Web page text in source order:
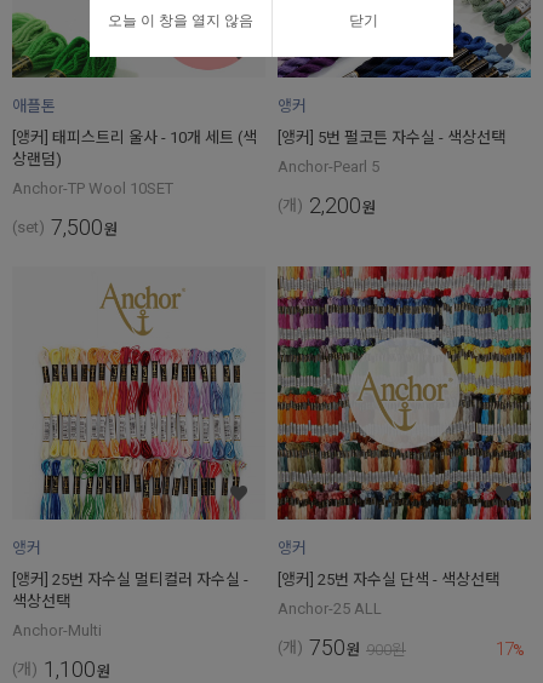
애플톤
[앵커] 태피스트리 울사 - 10개 세트 (색
상랜덤)
Anchor-TP Wool 10SET
(set) 7,500원
앵커
[앵커] 5번 펄코튼 자수실 - 색상선택
Anchor-Pearl 5
(개) 2,200원
앵커
[앵커] 25번 자수실 멀티컬러 자수실 -
색상선택
Anchor-Multi
(개) 1,100원
앵커
[앵커] 25번 자수실 단색 - 색상선택
Anchor-25 ALL
(개) 750원 900원 17%
오늘 이 창을 열지 않음 닫기